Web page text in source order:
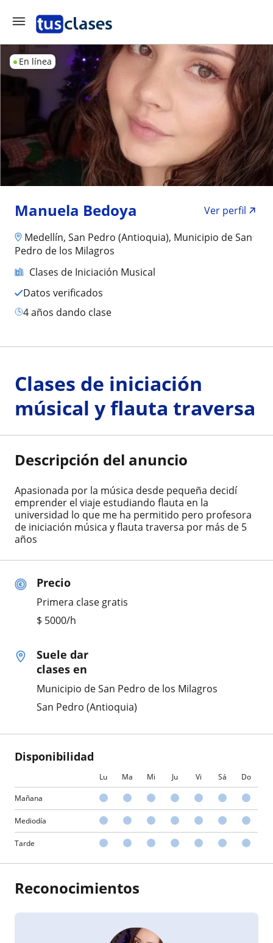
En línea
Manuela Bedoya
Ver perfil
Medellín, San Pedro (Antioquia), Municipio de San
Pedro de los Milagros
Clases de Iniciación Musical
Datos verificados
4 años dando clase
Precio
Primera clase gratis
$ 5000/h
Suele dar
clases en
Municipio de San Pedro de los Milagros
San Pedro (Antioquia)
Disponibilidad
Lu Ma Mi Ju Vi Sá Do
Mañana
Mediodía
Tarde
Clases de iniciación
músical y flauta traversa
Descripción del anuncio
Apasionada por la música desde pequeña decidí
emprender el viaje estudiando flauta en la
universidad lo que me ha permitido pero profesora
de iniciación música y flauta traversa por más de 5
años
Reconocimientos